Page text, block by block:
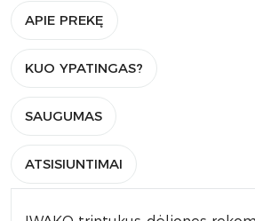
APIE PREKĘ
KUO YPATINGAS?
SAUGUMAS
ATSISIUNTIMAI